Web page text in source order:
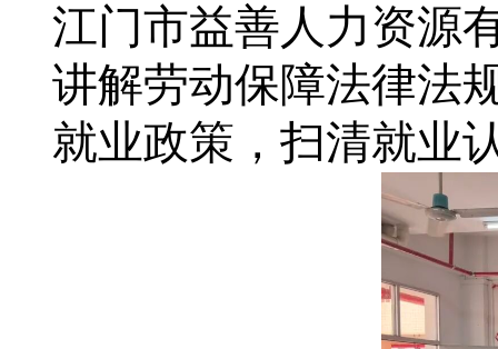
江门市益善人力资源
讲解劳动保障法律法
就业政策，扫清就业